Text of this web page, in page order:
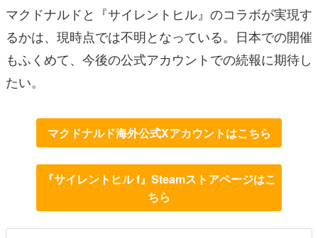
マクドナルドと『サイレントヒル』のコラボが実現す
るかは、現時点では不明となっている。日本での開催
もふくめて、今後の公式アカウントでの続報に期待し
たい。
マクドナルド海外公式Xアカウントはこちら
『サイレントヒル f』Steamストアページはこ
ちら